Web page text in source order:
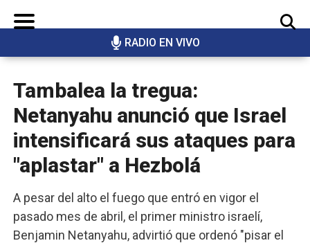
RADIO EN VIVO
BUSCAR
Tambalea la tregua:
Netanyahu anunció que Israel
intensificará sus ataques para
"aplastar" a Hezbolá
A pesar del alto el fuego que entró en vigor el
pasado mes de abril, el primer ministro israelí,
Benjamin Netanyahu, advirtió que ordenó "pisar el